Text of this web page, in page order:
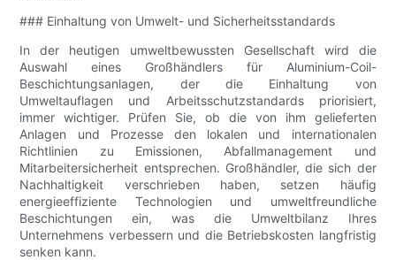
### Einhaltung von Umwelt- und Sicherheitsstandards
In der heutigen umweltbewussten Gesellschaft wird die
Auswahl eines Großhändlers für Aluminium-Coil-
Beschichtungsanlagen, der die Einhaltung von
Umweltauflagen und Arbeitsschutzstandards priorisiert,
immer wichtiger. Prüfen Sie, ob die von ihm gelieferten
Anlagen und Prozesse den lokalen und internationalen
Richtlinien zu Emissionen, Abfallmanagement und
Mitarbeitersicherheit entsprechen. Großhändler, die sich der
Nachhaltigkeit verschrieben haben, setzen häufig
energieeffiziente Technologien und umweltfreundliche
Beschichtungen ein, was die Umweltbilanz Ihres
Unternehmens verbessern und die Betriebskosten langfristig
senken kann.